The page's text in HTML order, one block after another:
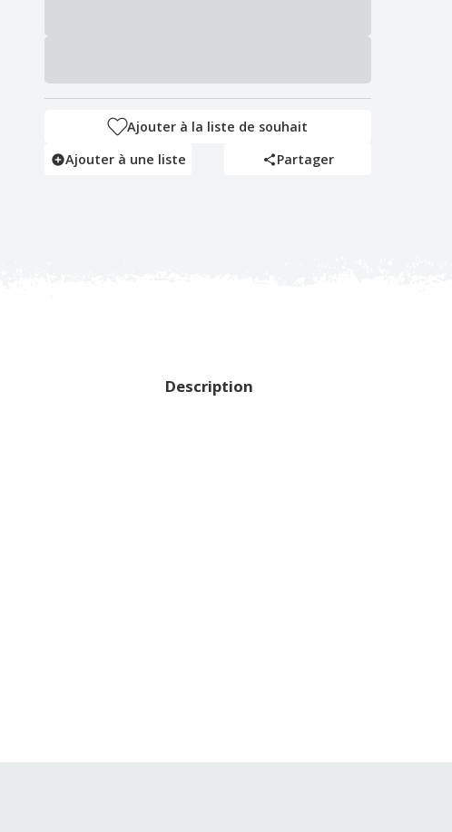
Ajouter à la liste de souhait
Ajouter à une liste
Partager
Description